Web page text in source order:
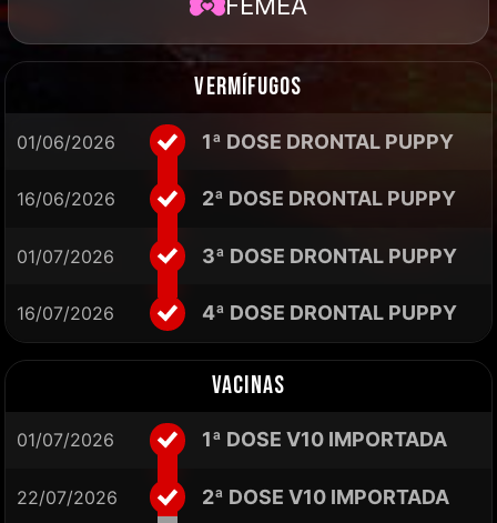
VERMÍFUGOS
01/06/2026 1ª DOSE DRONTAL PUPPY
16/06/2026 2ª DOSE DRONTAL PUPPY
01/07/2026 3ª DOSE DRONTAL PUPPY
16/07/2026 4ª DOSE DRONTAL PUPPY
VACINAS
01/07/2026 1ª DOSE V10 IMPORTADA
22/07/2026 2ª DOSE V10 IMPORTADA